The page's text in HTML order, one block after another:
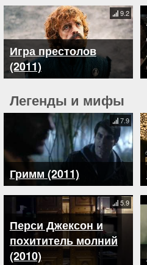
Игра престолов
(2011)
9.2
Легенды и мифы
Гримм (2011)
7.9
Перси Джексон и
похититель молний
(2010)
5.9